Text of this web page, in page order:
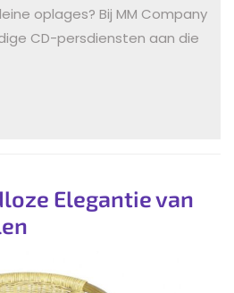
oplages? Bij MM Company
CD-persdiensten aan die
Elegantie van